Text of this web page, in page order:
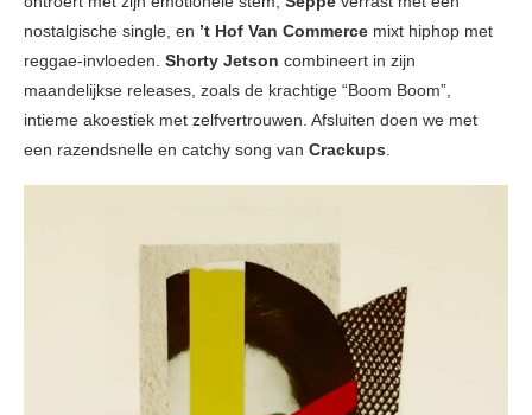
nostalgische single, en ’t Hof Van Commerce mixt hiphop met
reggae-invloeden. Shorty Jetson combineert in zijn
maandelijkse releases, zoals de krachtige “Boom Boom”,
intieme akoestiek met zelfvertrouwen. Afsluiten doen we met
een razendsnelle en catchy song van Crackups.